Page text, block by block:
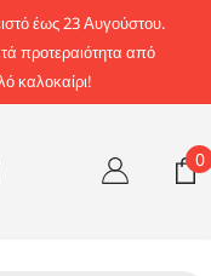
έως 23 Αυγούστου.
προτεραιότητα από
καλοκαίρι!
0
0